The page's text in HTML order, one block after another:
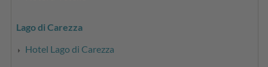
Lago di Carezza
Hotel Lago di Carezza